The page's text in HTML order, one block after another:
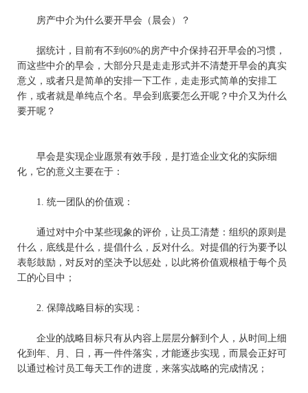
房产中介为什么要开早会（晨会）？
据统计，目前有不到 60%的房产中介保持召开早会的习惯，
而这些中介的早会 ， 大部分只是走走形式并不清楚开早会的真实
意义 ，或者只是简单的安排一下工作， 走走形式简单的安排工
作 ， 或者就是单纯点个名 。 早会到底要怎么开呢？中介又为什么
要开呢？
早会是实现企业愿景有效手段，是打造企业文化的实际细
化，它的意义主要在于：
1. 统一团队的价值观：
通过对中介中某些现象的评价，让员工清楚：组织的原则是
什么，底线是什么，提倡什么，反对什么。对提倡的行为要予以
表彰鼓励，对反对的坚决予以惩处，以此将价值观根植于每个员
工的心目中；
2. 保障战略目标的实现：
企业的战略目标只有从内容上层层分解到个人，从时间上细
化到年、月、日，再一件件落实，才能逐步实现，而晨会正好可
以通过检讨员工每天工作的进度，来落实战略的完成情况；